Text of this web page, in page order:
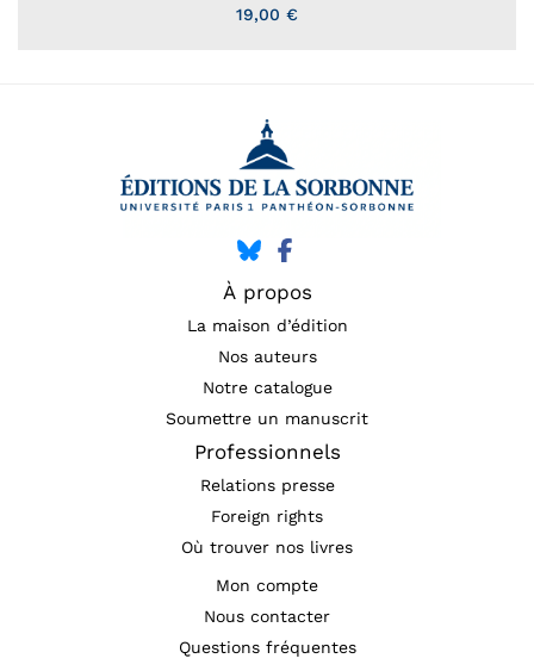
19,00 €
À propos
La maison d’édition
Nos auteurs
Notre catalogue
Soumettre un manuscrit
Professionnels
Relations presse
Foreign rights
Où trouver nos livres
Mon compte
Nous contacter
Questions fréquentes